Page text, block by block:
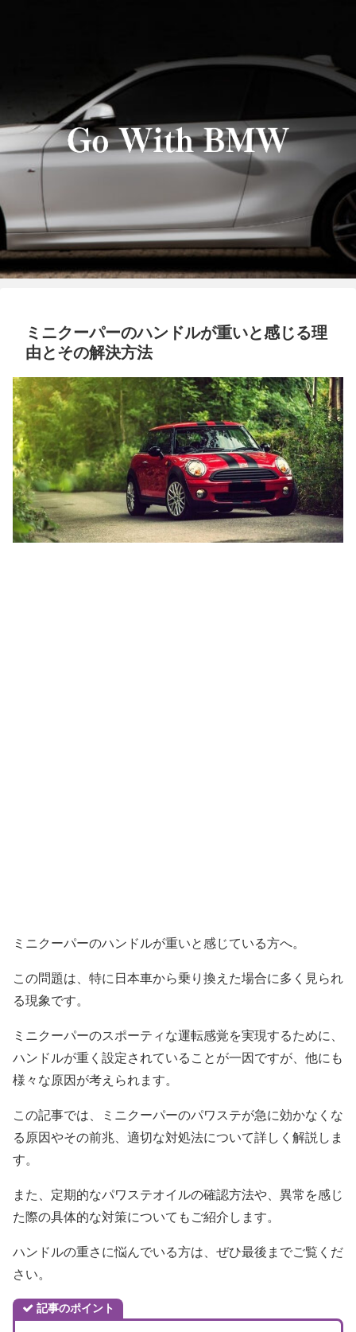
ミニクーパーのハンドルが重いと感じる理
由とその解決方法
ミニクーパーのハンドルが重いと感じている方へ。
この問題は、特に日本車から乗り換えた場合に多く見られ
る現象です。
ミニクーパーのスポーティな運転感覚を実現するために、
ハンドルが重く設定されていることが一因ですが、他にも
様々な原因が考えられます。
この記事では、ミニクーパーのパワステが急に効かなくな
る原因やその前兆、適切な対処法について詳しく解説しま
す。
また、定期的なパワステオイルの確認方法や、異常を感じ
た際の具体的な対策についてもご紹介します。
ハンドルの重さに悩んでいる方は、ぜひ最後までご覧くだ
さい。
記事のポイント